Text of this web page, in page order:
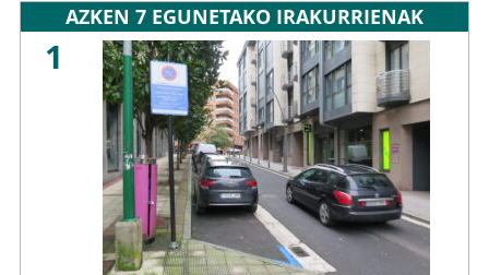
AZKEN 7 EGUNETAKO IRAKURRIENAK
1